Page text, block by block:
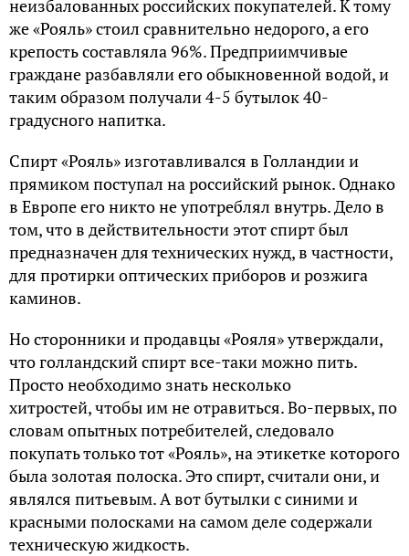
неизбалованных российских покупателей. К тому
же «Рояль» стоил сравнительно недорого, а его
крепость составляла 96%. Предприимчивые
граждане разбавляли его обыкновенной водой, и
таким образом получали 4-5 бутылок 40-
градусного напитка.
Спирт «Рояль» изготавливался в Голландии и
прямиком поступал на российский рынок. Однако
в Европе его никто не употреблял внутрь. Дело в
том, что в действительности этот спирт был
предназначен для технических нужд, в частности,
для протирки оптических приборов и розжига
каминов.
Но сторонники и продавцы «Рояля» утверждали,
что голландский спирт все-таки можно пить.
Просто необходимо знать несколько
хитростей, чтобы им не отравиться. Во-первых, по
словам опытных потребителей, следовало
покупать только тот «Рояль», на этикетке которого
была золотая полоска. Это спирт, считали они, и
являлся питьевым. А вот бутылки с синими и
красными полосками на самом деле содержали
техническую жидкость.